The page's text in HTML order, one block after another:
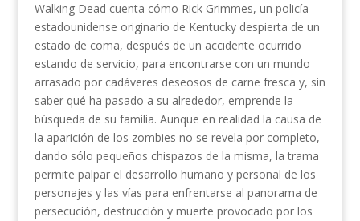
Walking Dead cuenta cómo Rick Grimmes, un policía
estadounidense originario de Kentucky despierta de un
estado de coma, después de un accidente ocurrido
estando de servicio, para encontrarse con un mundo
arrasado por cadáveres deseosos de carne fresca y, sin
saber qué ha pasado a su alrededor, emprende la
búsqueda de su familia. Aunque en realidad la causa de
la aparición de los zombies no se revela por completo,
dando sólo pequeños chispazos de la misma, la trama
permite palpar el desarrollo humano y personal de los
personajes y las vías para enfrentarse al panorama de
persecución, destrucción y muerte provocado por los